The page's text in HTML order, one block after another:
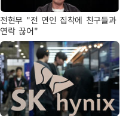
전현무 "전 연인 집착에 친구들과
연락 끊어"